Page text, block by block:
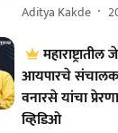
Aditya Kakde
आयपारचे संचालक
वनारसे यांचा
व्हिडिओ